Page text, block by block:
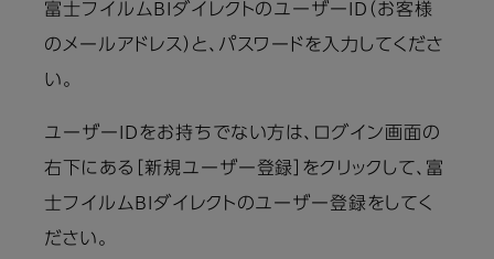
富士フイルムBIダイレクトのユーザーID（お客様
のメールアドレス）と、パスワードを入力してくださ
い。
ユーザーIDをお持ちでない方は、ログイン画面の
右下にある［新規ユーザー登録］をクリックして、富
士フイルムBIダイレクトのユーザー登録をしてく
ださい。